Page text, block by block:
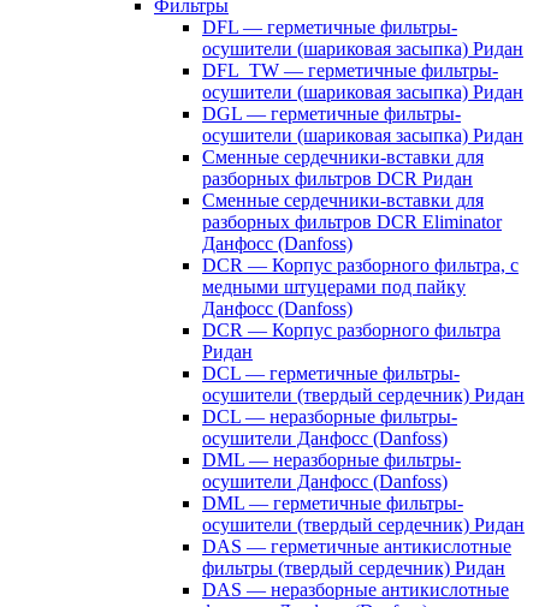
Фильтры
DFL — герметичные фильтры-
осушители (шариковая засыпка) Ридан
DFL_TW — герметичные фильтры-
осушители (шариковая засыпка) Ридан
DGL — герметичные фильтры-
осушители (шариковая засыпка) Ридан
Сменные сердечники-вставки для
разборных фильтров DCR Ридан
Сменные сердечники-вставки для
разборных фильтров DCR Eliminator
Данфосс (Danfoss)
DCR — Корпус разборного фильтра, с
медными штуцерами под пайку
Данфосс (Danfoss)
DCR — Корпус разборного фильтра
Ридан
DCL — герметичные фильтры-
осушители (твердый сердечник) Ридан
DCL — неразборные фильтры-
осушители Данфосс (Danfoss)
DML — неразборные фильтры-
осушители Данфосс (Danfoss)
DML — герметичные фильтры-
осушители (твердый сердечник) Ридан
DAS — герметичные антикислотные
фильтры (твердый сердечник) Ридан
DAS — неразборные антикислотные